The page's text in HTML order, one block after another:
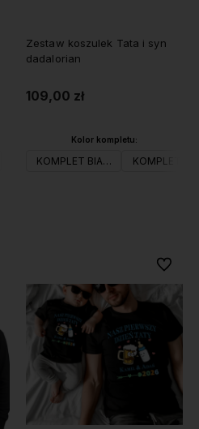
Zestaw koszulek Tata i syn
dadalorian
109,00 zł
Kolor kompletu:
KOMPLET BIAŁY KOMPLET
Do